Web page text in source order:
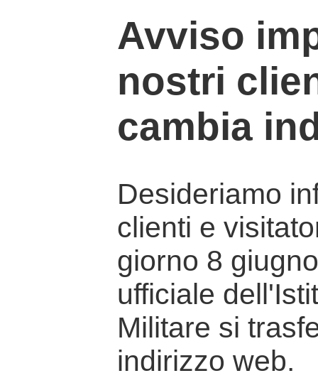
Avviso
nostri
cambia
Desideriamo
clienti e
giorno 8
ufficiale
Militare si
indirizzo web.